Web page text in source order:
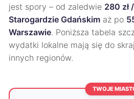
jest spory – od zaledwie 280 zł
Starogardzie Gdańskim aż po
Warszawie. Poniższa tabela
wydatki lokalne mają się do
innych regionów.
TWOJE